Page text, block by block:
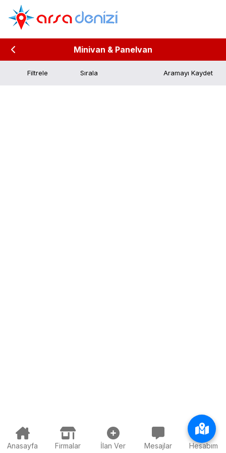
Minivan & Panelvan
Filtrele Aramayı Kaydet
Anasayfa Firmalar İlan Ver Mesajlar Hesabım